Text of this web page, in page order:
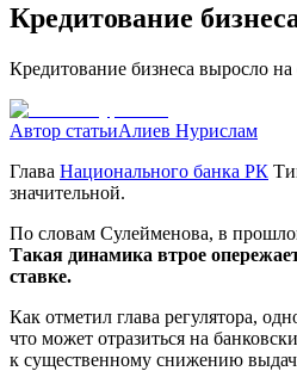
Кредитование
Кредитование бизнеса выросло
Автор статьиАлиев Нурислам
Глава Национального банка РК
значительной.
По словам Сулейменова, в
Такая динамика втрое
ставке.
Как отметил глава регулятора,
что может отразиться на
к существенному снижению